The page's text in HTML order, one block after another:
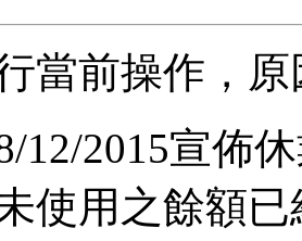
當前操作，
12/2015宣佈
使用之餘額